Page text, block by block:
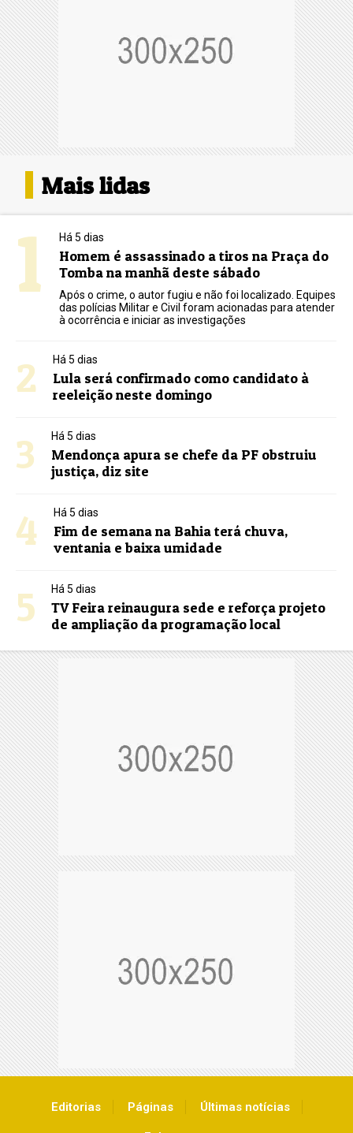
Mais lidas
1 Há 5 dias
Homem é assassinado a tiros na Praça do
Tomba na manhã deste sábado
Após o crime, o autor fugiu e não foi localizado. Equipes
das polícias Militar e Civil foram acionadas para atender
à ocorrência e iniciar as investigações
2 Há 5 dias
Lula será confirmado como candidato à
reeleição neste domingo
3 Há 5 dias
Mendonça apura se chefe da PF obstruiu
justiça, diz site
4 Há 5 dias
Fim de semana na Bahia terá chuva,
ventania e baixa umidade
5 Há 5 dias
TV Feira reinaugura sede e reforça projeto
de ampliação da programação local
Editorias Páginas Últimas notícias